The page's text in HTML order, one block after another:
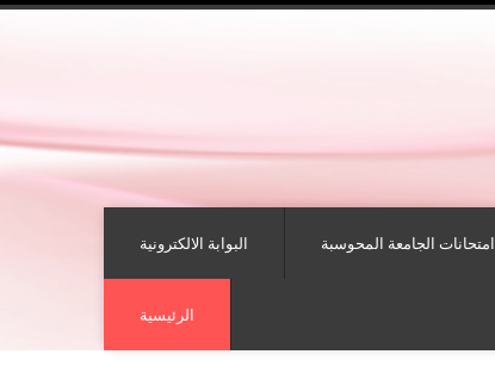
البوابة الالكترونية امتحانات الجامعة المحوسبة
الرئيسية